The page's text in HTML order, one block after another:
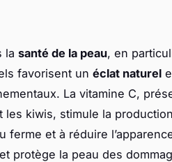
la santé de la peau, en
favorisent un éclat naturel
La vitamine C,
kiwis, stimule la
ferme et à réduire
protège la peau des